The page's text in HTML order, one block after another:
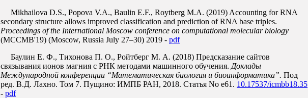
Mikhailova D.S., Popova V.A., Baulin E.F., Roytberg M.A. (2019) Accounting for RNA
secondary structure allows improved classification and prediction of RNA base triples.
Proceedings of the International Moscow conference on computational molecular biology
(MCCMB'19) (Moscow, Russia July 27–30) 2019 - pdf
Баулин Е. Ф., Тихонова П. О., Ройтберг М. А. (2018) Предсказание сайтов
связывания ионов магния с РНК методами машинного обучения. Доклады
Международной конференции “Математическая биология и биоинформатика”. Под
ред. В.Д. Лахно. Том 7. Пущино: ИМПБ РАН, 2018. Статья No e61. 10.17537/icmbb18.35
- pdf